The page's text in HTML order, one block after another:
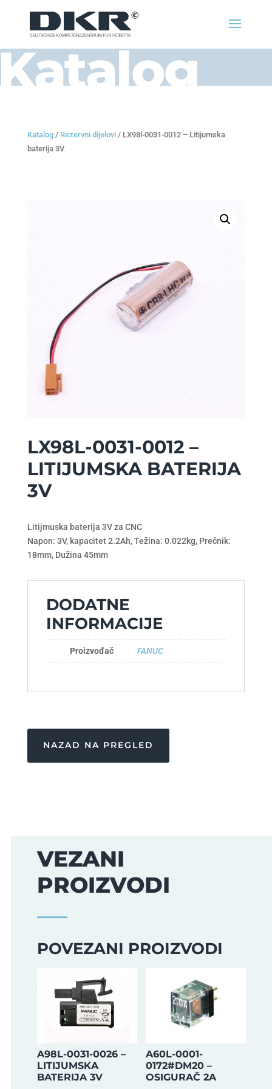
Katalog/ Rezervni dijelovi/ LX98l-0031-0012 – Litijumska
baterija 3V
LX98L-0031-0012 –
LITIJUMSKA BATERIJA
3V
Litijmuska baterija 3V za CNC
Napon: 3V, kapacitet 2.2Ah, Težina: 0.022kg, Prečnik:
18mm, Dužina 45mm
DODATNE
INFORMACIJE
Proizvođač FANUC
NAZAD NA PREGLED
VEZANI
PROIZVODI
POVEZANI PROIZVODI
A98L-0031-0026 –
LITIJUMSKA
BATERIJA 3V
A60L-0001-
0172#DM20 –
OSIGURAČ 2A